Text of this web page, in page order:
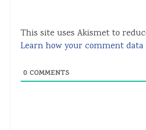
This site uses Akismet to
Learn how your comment data
0 COMMENTS